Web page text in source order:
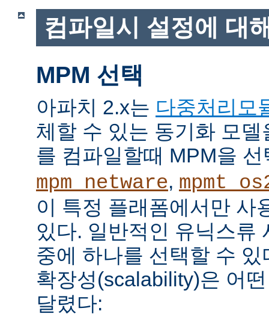
컴파일시 설정에 대
MPM 선택
아파치 2.x는 다중처리모
체할 수 있는 동기화 모
를 컴파일할때 MPM을
mpm_netware,
이 특정 플래폼에서만 사
있다. 일반적인 유닉스류
중에 하나를 선택할 수
확장성(scalability)은 어
달렸다: